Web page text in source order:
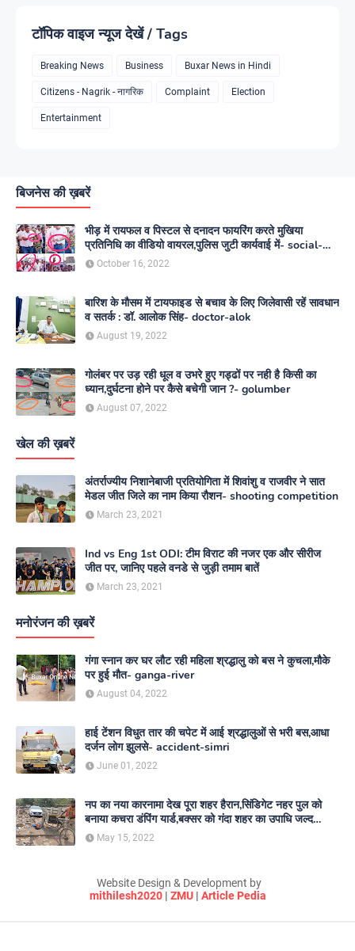
टॉपिक वाइज न्यूज देखें / Tags
Breaking News Business Buxar News in Hindi
Citizens - Nagrik - नागरिक Complaint Election
Entertainment
बिजनेस की ख़बरें
भीड़ में रायफल व पिस्टल से दनादन फायरिंग करते मुखिया
प्रतिनिधि का वीडियो वायरल,पुलिस जुटी कार्यवाई में- social-
media
October 16, 2022
बारिश के मौसम में टायफाइड से बचाव के लिए जिलेवासी रहें सावधान
व सतर्क : डॉ. आलोक सिंह- doctor-alok
August 19, 2022
गोलंबर पर उड़ रही धूल व उभरे हुए गड्ढों पर नही है किसी का
ध्यान,दुर्घटना होने पर कैसे बचेगी जान ?- golumber
August 07, 2022
खेल की ख़बरें
अंतर्राज्यीय निशानेबाजी प्रतियोगिता में शिवांशु व राजवीर ने सात
मेडल जीत जिले का नाम किया रौशन- shooting competition
March 23, 2021
Ind vs Eng 1st ODI: टीम विराट की नजर एक और सीरीज
जीत पर, जानिए पहले वनडे से जुड़ी तमाम बातें
March 23, 2021
मनोरंजन की ख़बरें
गंगा स्नान कर घर लौट रही महिला श्रद्धालु को बस ने कुचला,मौके
पर हुई मौत- ganga-river
August 04, 2022
हाई टेंशन विधुत तार की चपेट में आई श्रद्धालुओं से भरी बस,आधा
दर्जन लोग झुलसे- accident-simri
June 01, 2022
नप का नया कारनामा देख पूरा शहर हैरान,सिंडिगेट नहर पुल को
बनाया कचरा डंपिंग यार्ड,बक्सर को गंदा शहर का उपाधि जल्द
दिलाएगा नगर परिषद- nagar-parishad
May 15, 2022
Website Design & Development by
mithilesh2020| ZMU| Article Pedia